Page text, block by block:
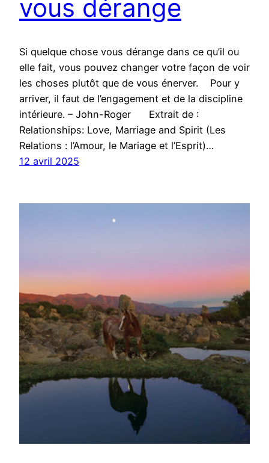
vous dérange
Si quelque chose vous dérange dans ce qu’il ou
elle fait, vous pouvez changer votre façon de voir
les choses plutôt que de vous énerver. Pour y
arriver, il faut de l’engagement et de la discipline
intérieure. – John-Roger Extrait de :
Relationships: Love, Marriage and Spirit (Les
Relations : l’Amour, le Mariage et l’Esprit)…
12 avril 2025